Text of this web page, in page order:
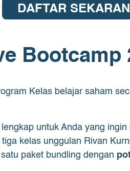
DAFTAR
Bootcamp
Kelas belajar saham
untuk Anda yang
kelas unggulan Rivan
paket bundling dengan